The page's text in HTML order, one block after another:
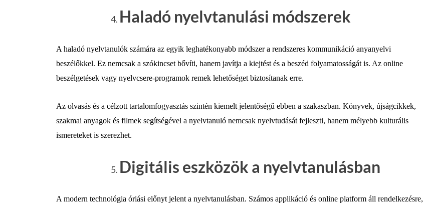
Haladó nyelvtanulási módszerek
A haladó nyelvtanulók számára az egyik leghatékonyabb módszer a rendszeres kommunikáció anyanyelvi
beszélőkkel. Ez nemcsak a szókincset bővíti, hanem javítja a kiejtést és a beszéd folyamatosságát is. Az online
beszélgetések vagy nyelvcsere-programok remek lehetőséget biztosítanak erre.
Az olvasás és a célzott tartalomfogyasztás szintén kiemelt jelentőségű ebben a szakaszban. Könyvek, újságcikkek,
szakmai anyagok és filmek segítségével a nyelvtanuló nemcsak nyelvtudását fejleszti, hanem mélyebb kulturális
ismereteket is szerezhet.
Digitális eszközök a nyelvtanulásban
A modern technológia óriási előnyt jelent a nyelvtanulásban. Számos applikáció és online platform áll rendelkezésre,